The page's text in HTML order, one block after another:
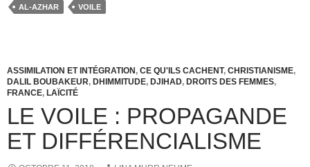
AL-AZHAR VOILE
ASSIMILATION ET INTÉGRATION, CE QU'ILS CACHENT, CHRISTIANISME,
DALIL BOUBAKEUR, DHIMMITUDE, DJIHAD, DROITS DES FEMMES,
FRANCE, LAÏCITÉ
LE VOILE : PROPAGANDE
ET DIFFÉRENCIALISME